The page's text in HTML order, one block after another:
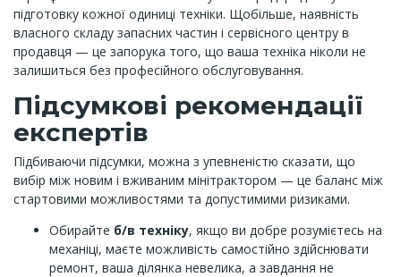
підготовку кожної одиниці техніки. Щобільше, наявність
власного складу запасних частин і сервісного центру в
продавця — це запорука того, що ваша техніка ніколи не
залишиться без професійного обслуговування.
Підсумкові рекомендації
експертів
Підбиваючи підсумки, можна з упевненістю сказати, що
вибір між новим і вживаним мінітрактором — це баланс між
стартовими можливостями та допустимими ризиками.
Обирайте б/в техніку, якщо ви добре розумієтесь на
механіці, маєте можливість самостійно здійснювати
ремонт, ваша ділянка невелика, а завдання не